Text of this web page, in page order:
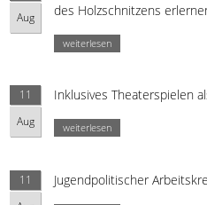
Aug
des Holzschnitzens
weiterlesen
11
Aug
Inklusives Theaterspielen
weiterlesen
11
Jugendpolitischer